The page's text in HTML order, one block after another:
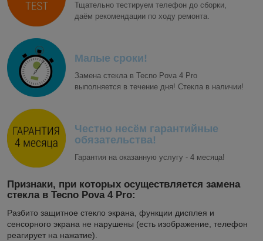
Тщательно тестируем телефон до сборки,
даём рекомендации по ходу ремонта.
Малые сроки!
Замена стекла в Tecno Pova 4 Pro
выполняется в течение дня! Стекла в наличии!
Честно несём гарантийные
обязательства!
Гарантия на оказанную услугу - 4 месяца!
Признаки, при которых осуществляется замена
стекла в Tecno Pova 4 Pro:
Разбито защитное стекло экрана, функции дисплея и
сенсорного экрана не нарушены (есть изображение, телефон
реагирует на нажатие).